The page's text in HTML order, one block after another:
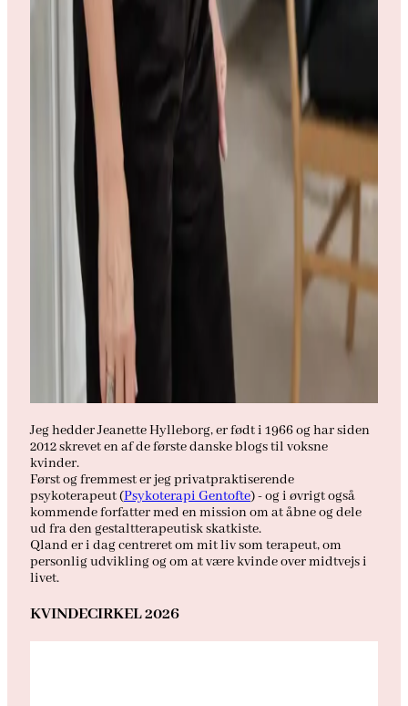
Jeg hedder Jeanette Hylleborg, er født i 1966 og har siden
2012 skrevet en af de første danske blogs til voksne
kvinder.
Først og fremmest er jeg privatpraktiserende
psykoterapeut (Psykoterapi Gentofte) - og i øvrigt også
kommende forfatter med en mission om at åbne og dele
ud fra den gestaltterapeutisk skatkiste.
Qland er i dag centreret om mit liv som terapeut, om
personlig udvikling og om at være kvinde over midtvejs i
livet.
KVINDECIRKEL 2026